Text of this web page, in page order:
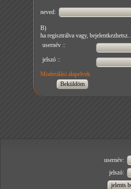
neved:
B)
ha regisztrálva vagy, bejelentkezhetsz...
usernév ::
jelszó ::
Moderálási alapelvek
usernév:
jelszó: